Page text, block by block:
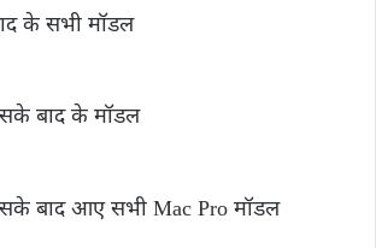
के सभी मॉडल
बाद के मॉडल
बाद आए सभी Mac Pro मॉडल